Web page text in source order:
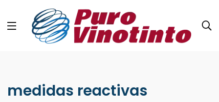
medidas reactivas